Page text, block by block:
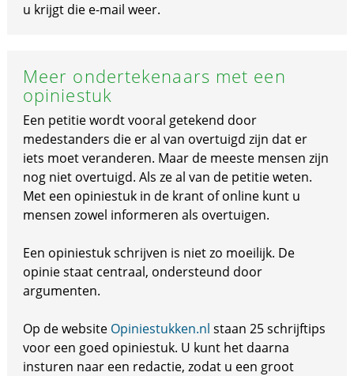
u krijgt die e-mail weer.
Meer ondertekenaars met een
opiniestuk
Een petitie wordt vooral getekend door
medestanders die er al van overtuigd zijn dat er
iets moet veranderen. Maar de meeste mensen zijn
nog niet overtuigd. Als ze al van de petitie weten.
Met een opiniestuk in de krant of online kunt u
mensen zowel informeren als overtuigen.
Een opiniestuk schrijven is niet zo moeilijk. De
opinie staat centraal, ondersteund door
argumenten.
Op de website Opiniestukken.nl staan 25 schrijftips
voor een goed opiniestuk. U kunt het daarna
insturen naar een redactie, zodat u een groot